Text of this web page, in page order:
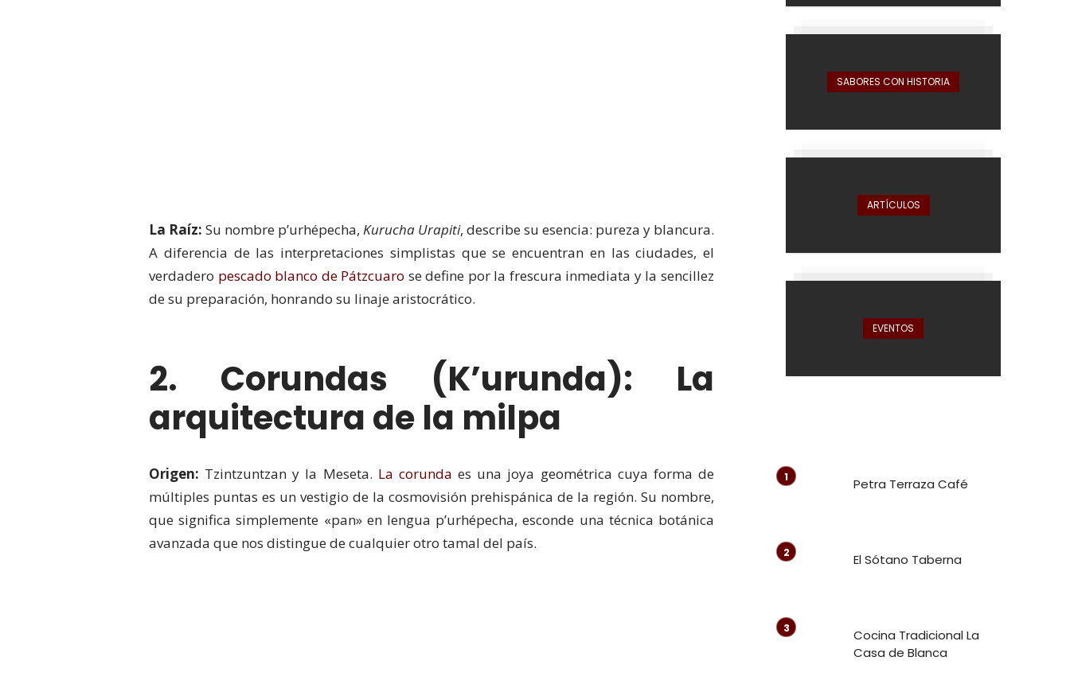
La Raíz: Su nombre p’urhépecha, Kurucha Urapiti, describe su esencia: pureza y blancura.
A diferencia de las interpretaciones simplistas que se encuentran en las ciudades, el
verdadero pescado blanco de Pátzcuaro se define por la frescura inmediata y la sencillez
de su preparación, honrando su linaje aristocrático.
2. Corundas (K’urunda): La
arquitectura de la milpa
Origen: Tzintzuntzan y la Meseta. La corunda es una joya geométrica cuya forma de
múltiples puntas es un vestigio de la cosmovisión prehispánica de la región. Su nombre,
que significa simplemente «pan» en lengua p’urhépecha, esconde una técnica botánica
avanzada que nos distingue de cualquier otro tamal del país.
SABORES CON HISTORIA
ARTÍCULOS
EVENTOS
Petra Terraza Café
El Sótano Taberna
Cocina Tradicional La
Casa de Blanca